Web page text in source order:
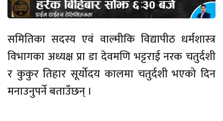
समितिका सदस्य एवं वाल्मीकि विद्यापीठ धर्मशास्त्र
विभागका अध्यक्ष प्रा डा देवमणि भट्टराई नरक चतुर्दशी
र कुकुर तिहार सूर्योदय कालमा चतुर्दशी भएको दिन
मनाउनुपर्ने बताउँछन् ।